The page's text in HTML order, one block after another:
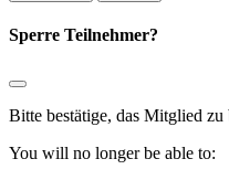
Sperre Teilnehmer?
Bitte bestätige, das Mitglied zu
You will no longer be able to: